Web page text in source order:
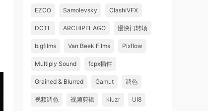
EZCO Samolevsky ClashiVFX
DCTL ARCHIPELAGO 慢快门转场
bigfilms Van Beek Films Pixflow
Multiply Sound fcpx插件
Grained & Blurred Gamut 调色
视频调色 视频剪辑 kiuzr UI8